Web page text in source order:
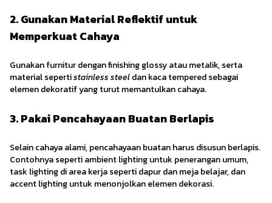
2. Gunakan Material Reflektif untuk
Memperkuat Cahaya
Gunakan furnitur dengan finishing glossy atau metalik, serta
material sepertistainless steeldan kaca tempered sebagai
elemen dekoratif yang turut memantulkan cahaya.
3. Pakai Pencahayaan Buatan Berlapis
Selain cahaya alami, pencahayaan buatan harus disusun berlapis.
Contohnya seperti ambient lighting untuk penerangan umum,
task lighting di area kerja seperti dapur dan meja belajar, dan
accent lighting untuk menonjolkan elemen dekorasi.